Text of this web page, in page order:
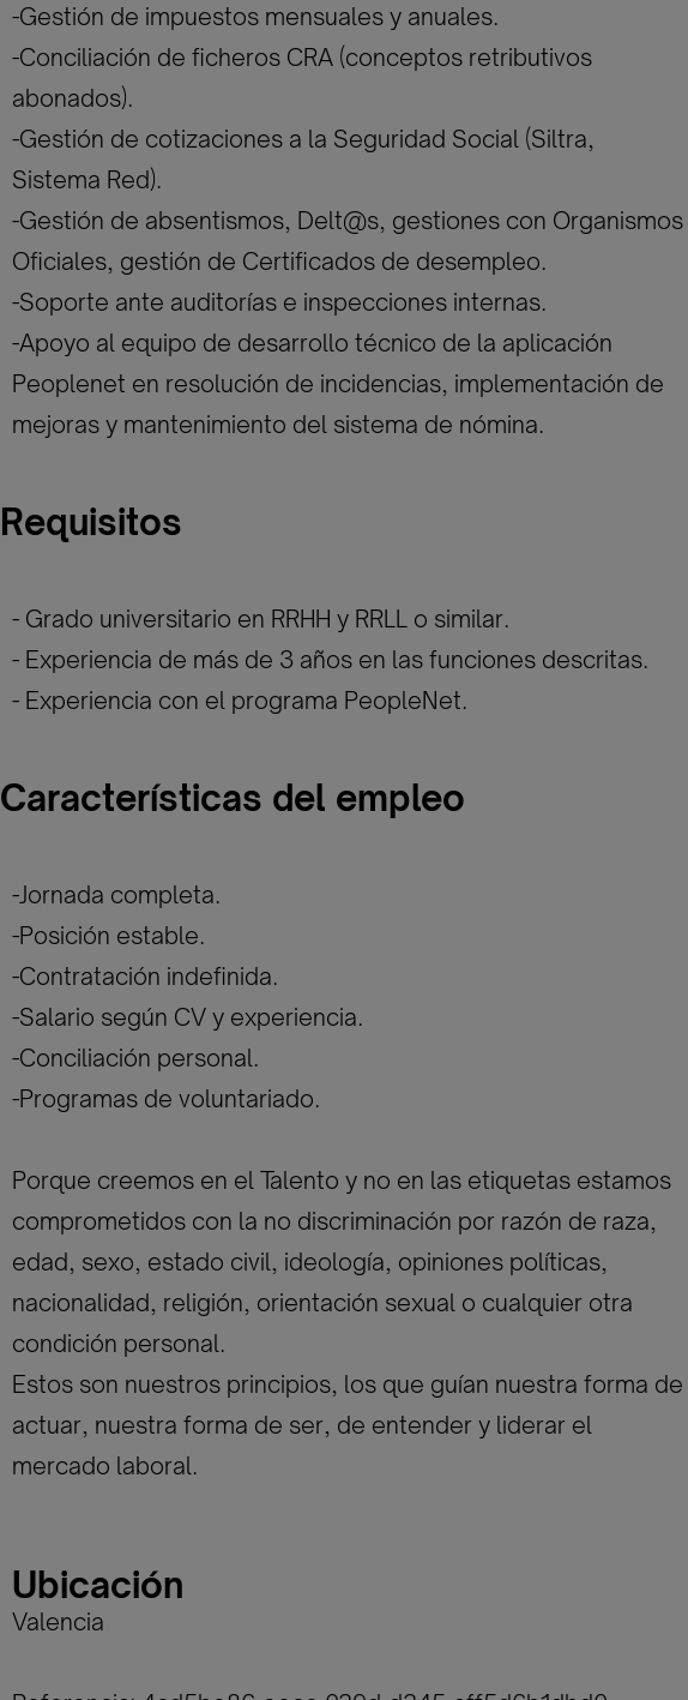
-Gestión de impuestos mensuales y anuales.
-Conciliación de ficheros CRA (conceptos retributivos
abonados).
-Gestión de cotizaciones a la Seguridad Social (Siltra,
Sistema Red).
-Gestión de absentismos, Delt@s, gestiones con Organismos
Oficiales, gestión de Certificados de desempleo.
-Soporte ante auditorías e inspecciones internas.
-Apoyo al equipo de desarrollo técnico de la aplicación
Peoplenet en resolución de incidencias, implementación de
mejoras y mantenimiento del sistema de nómina.
Requisitos
- Grado universitario en RRHH y RRLL o similar.
- Experiencia de más de 3 años en las funciones descritas.
- Experiencia con el programa PeopleNet.
Características del empleo
-Jornada completa.
-Posición estable.
-Contratación indefinida.
-Salario según CV y experiencia.
-Conciliación personal.
-Programas de voluntariado.
Porque creemos en el Talento y no en las etiquetas estamos
comprometidos con la no discriminación por razón de raza,
edad, sexo, estado civil, ideología, opiniones políticas,
nacionalidad, religión, orientación sexual o cualquier otra
condición personal.
Estos son nuestros principios, los que guían nuestra forma de
actuar, nuestra forma de ser, de entender y liderar el
mercado laboral.
Ubicación
Valencia